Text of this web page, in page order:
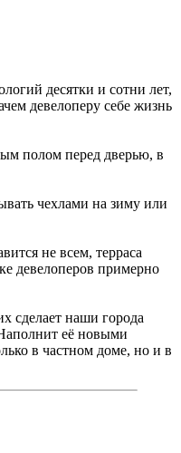
десятки и сотни лет,
девелоперу себе жизнь
полом перед дверью, в
чехлами на зиму или
не всем, терраса
девелоперов примерно
сделает наши города
её новыми
в частном доме, но и в